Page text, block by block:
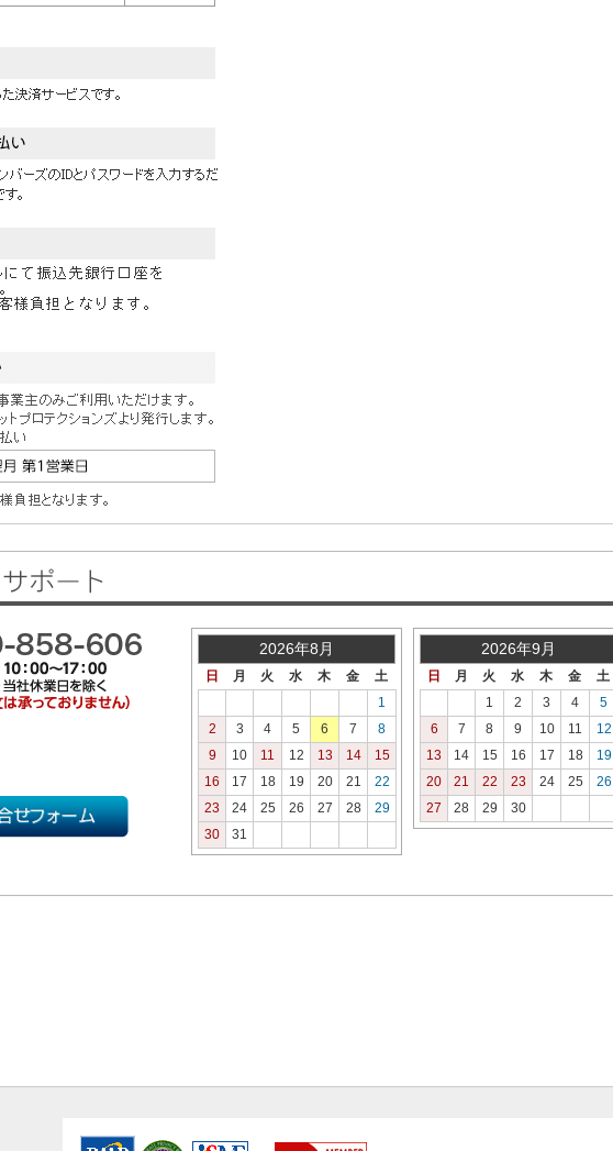
2026年8月
日 月 火 水 木 金
土
1
2
3 4 5 6 7
8
9
10 11 12 13 14
15
16
17 18 19 20 21
22
23
24 25 26 27 28
29
30
31
2026年9月
日 月 火 水 木 金
土
1
2 3 4
5
6
7 8 9 10 11
12
13
14 15 16 17 18
19
20
21 22 23 24 25
26
27
28 29 30